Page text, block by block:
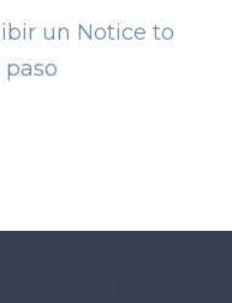
un Notice to
paso